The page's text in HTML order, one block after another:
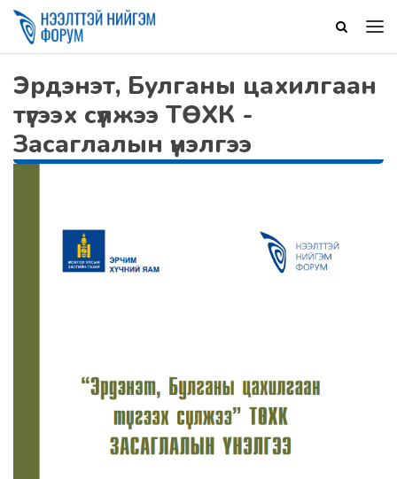
Эрдэнэт, Булганы цахилгаан
түгээх сүлжээ ТӨХК -
Засаглалын үнэлгээ